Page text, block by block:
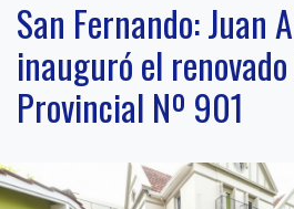
San Fernando: Juan
inauguró el
Provincial Nº 901